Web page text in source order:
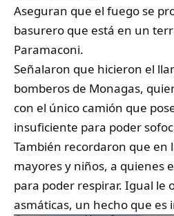
Aseguran que el fuego se
basurero que está en un
Paramaconi.
Señalaron que hicieron el
bomberos de Monagas,
con el único camión que
insuficiente para poder
También recordaron que en
mayores y niños, a quienes
para poder respirar. Igual le
asmáticas, un hecho que es